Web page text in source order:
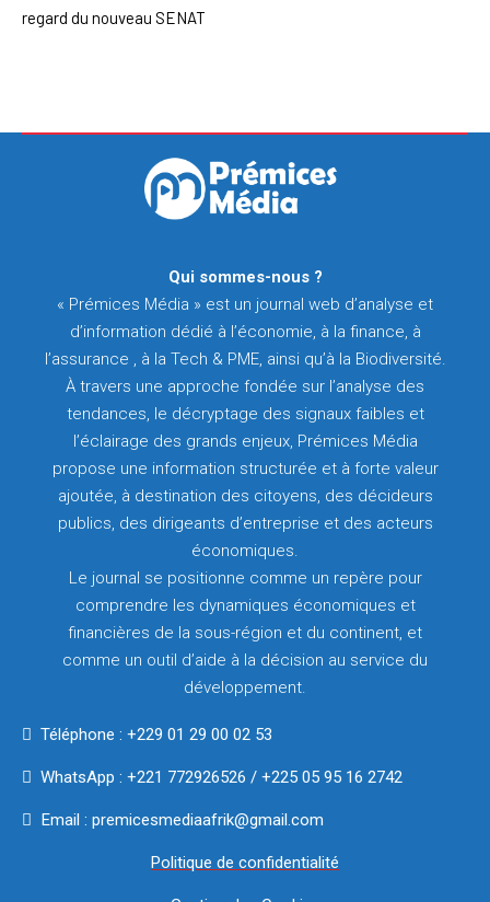
regard du nouveau SENAT
Qui sommes-nous ?
« Prémices Média » est un journal web d’analyse et
d’information dédié à l’économie, à la finance, à
l’assurance , à la Tech & PME, ainsi qu’à la Biodiversité.
À travers une approche fondée sur l’analyse des
tendances, le décryptage des signaux faibles et
l’éclairage des grands enjeux, Prémices Média
propose une information structurée et à forte valeur
ajoutée, à destination des citoyens, des décideurs
publics, des dirigeants d’entreprise et des acteurs
économiques.
Le journal se positionne comme un repère pour
comprendre les dynamiques économiques et
financières de la sous-région et du continent, et
comme un outil d’aide à la décision au service du
développement.
Téléphone : +229 01 29 00 02 53
WhatsApp : +221 772926526 / +225 05 95 16 2742
Email : premicesmediaafrik@gmail.com
Politique de confidentialité